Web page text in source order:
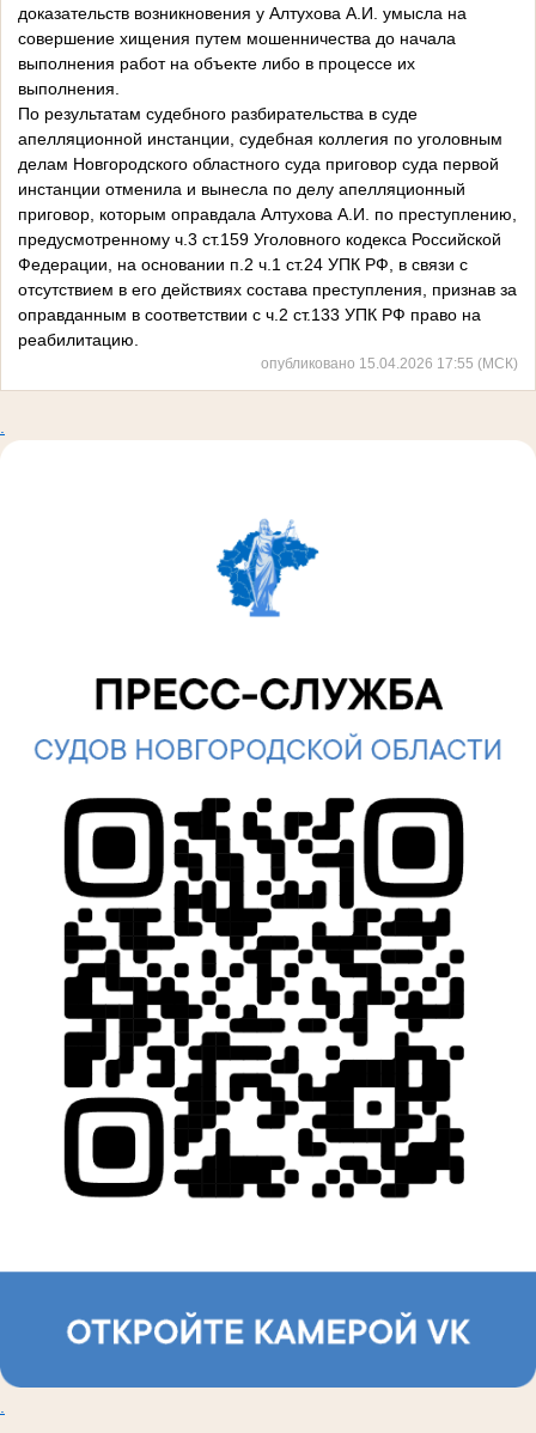
доказательств возникновения у Алтухова А.И. умысла на
совершение хищения путем мошенничества до начала
выполнения работ на объекте либо в процессе их
выполнения.
По результатам судебного разбирательства в суде
апелляционной инстанции, судебная коллегия по уголовным
делам Новгородского областного суда приговор суда первой
инстанции отменила и вынесла по делу апелляционный
приговор, которым оправдала Алтухова А.И. по преступлению,
предусмотренному ч.3 ст.159 Уголовного кодекса Российской
Федерации, на основании п.2 ч.1 ст.24 УПК РФ, в связи с
отсутствием в его действиях состава преступления, признав за
оправданным в соответствии с ч.2 ст.133 УПК РФ право на
реабилитацию.
опубликовано 15.04.2026 17:55 (МСК)